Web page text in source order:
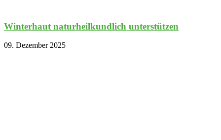
Winterhaut naturheilkundlich unterstützen
09. Dezember 2025